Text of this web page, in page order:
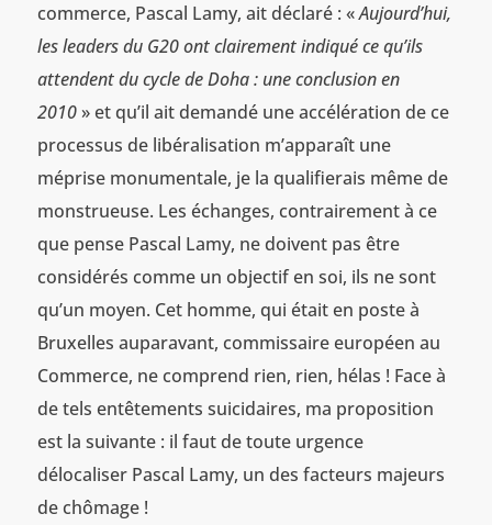
commerce, Pascal Lamy, ait déclaré : «Aujourd’hui,
les leaders du G20 ont clairement indiqué ce qu’ils
attendent du cycle de Doha : une conclusion en
2010» et qu’il ait demandé une accélération de ce
processus de libéralisation m’apparaît une
méprise monumentale, je la qualifierais même de
monstrueuse. Les échanges, contrairement à ce
que pense Pascal Lamy, ne doivent pas être
considérés comme un objectif en soi, ils ne sont
qu’un moyen. Cet homme, qui était en poste à
Bruxelles auparavant, commissaire européen au
Commerce, ne comprend rien, rien, hélas ! Face à
de tels entêtements suicidaires, ma proposition
est la suivante : il faut de toute urgence
délocaliser Pascal Lamy, un des facteurs majeurs
de chômage !